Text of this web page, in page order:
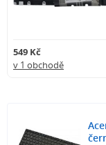
549 Kč
v 1 obchodě